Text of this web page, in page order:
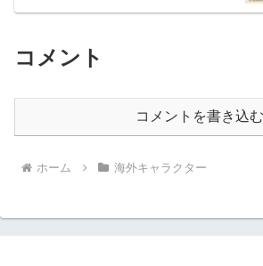
コメント
コメントを書き込む
ホーム 海外キャラクター